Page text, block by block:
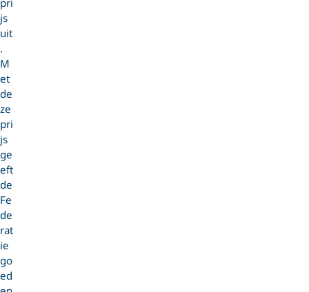
pri
js
uit
.
M
et
de
ze
pri
js
ge
eft
de
Fe
de
rat
ie
go
ed